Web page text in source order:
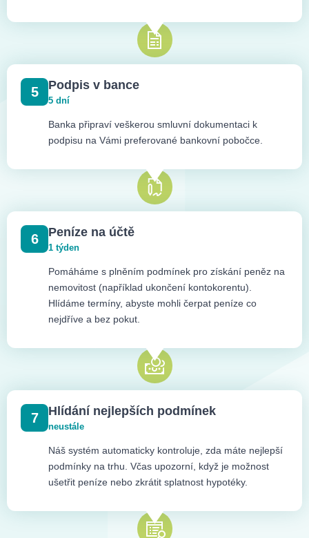
5 Podpis v bance
5 dní
Banka připraví veškerou smluvní dokumentaci k
podpisu na Vámi preferované bankovní pobočce.
6 Peníze na účtě
1 týden
Pomáháme s plněním podmínek pro získání peněz na
nemovitost (například ukončení kontokorentu).
Hlídáme termíny, abyste mohli čerpat peníze co
nejdříve a bez pokut.
7 Hlídání nejlepších podmínek
neustále
Náš systém automaticky kontroluje, zda máte nejlepší
podmínky na trhu. Včas upozorní, když je možnost
ušetřit peníze nebo zkrátit splatnost hypotéky.